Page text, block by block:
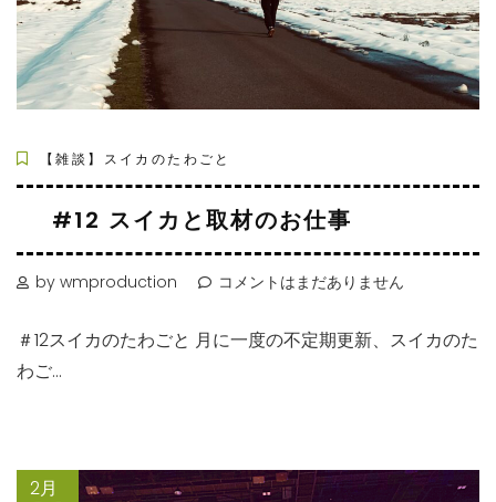
【雑談】スイカのたわごと
#12 スイカと取材のお仕事
by wmproduction コメントはまだありません
＃12スイカのたわごと 月に一度の不定期更新、スイカのた
わご...
2月